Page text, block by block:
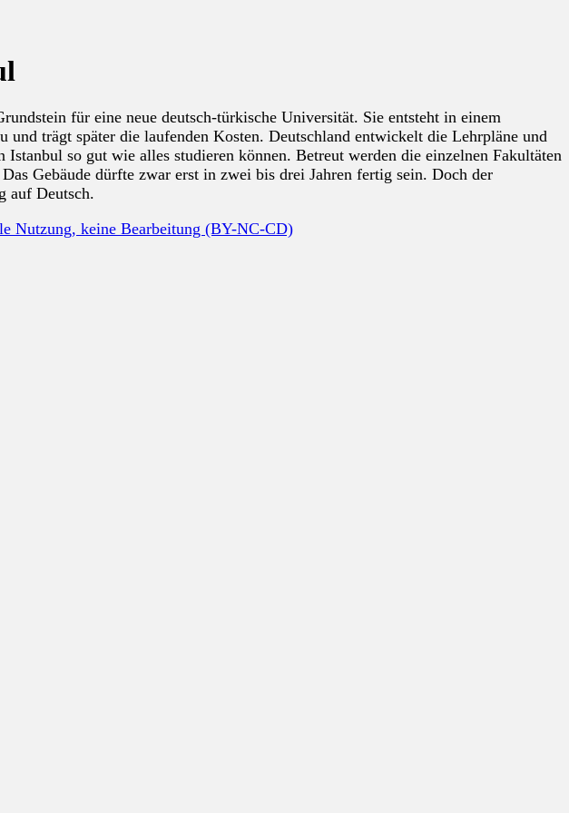
für eine neue deutsch-türkische Universität. Sie entsteht in einem
trägt später die laufenden Kosten. Deutschland entwickelt die Lehrpläne und
so gut wie alles studieren können. Betreut werden die einzelnen Fakultäten
Gebäude dürfte zwar erst in zwei bis drei Jahren fertig sein. Doch der
auf Deutsch.
Nutzung, keine Bearbeitung (BY-NC-CD)